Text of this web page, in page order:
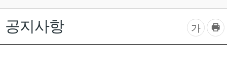
공지사항
글
자
가
프
린
트